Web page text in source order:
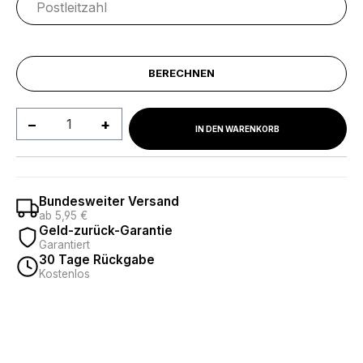
BERECHNEN
Produkt Anzahl: Gib denIN DEN WARENKORB
Bundesweiter Versand
ab 5,95 €
Geld-zurück-Garantie
Garantiert
30 Tage Rückgabe
Kostenlos